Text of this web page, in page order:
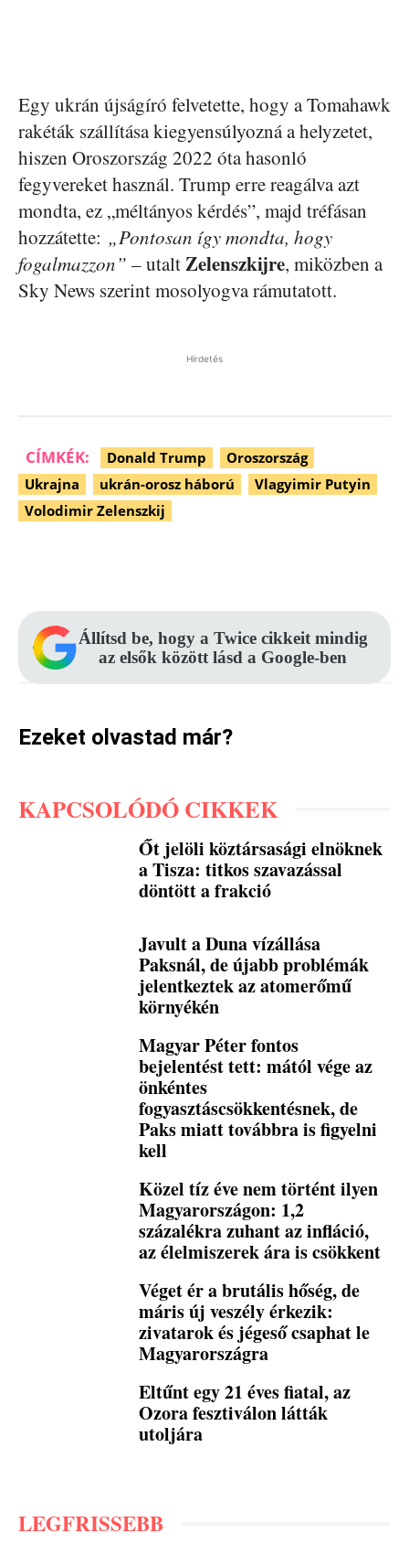
Egy ukrán újságíró felvetette, hogy a Tomahawk
rakéták szállítása kiegyensúlyozná a helyzetet,
hiszen Oroszország 2022 óta hasonló
fegyvereket használ. Trump erre reagálva azt
mondta, ez „méltányos kérdés”, majd tréfásan
hozzátette: „Pontosan így mondta, hogy
fogalmazzon” – utaltZelenszkijre, miközben a
Sky News szerint mosolyogva rámutatott.
Hirdetés
CÍMKÉK: Donald Trump
Oroszország
Ukrajna
ukrán-orosz háború
Vlagyimir Putyin
Volodimir Zelenszkij
Állítsd be, hogy a Twice cikkeit mindig
az elsők között lásd a Google-ben
Ezeket olvastad már?
KAPCSOLÓDÓ CIKKEK
Őt jelöli köztársasági elnöknek
a Tisza: titkos szavazással
döntött a frakció
Javult a Duna vízállása
Paksnál, de újabb problémák
jelentkeztek az atomerőmű
környékén
Magyar Péter fontos
bejelentést tett: mától vége az
önkéntes
fogyasztáscsökkentésnek, de
Paks miatt továbbra is figyelni
kell
Közel tíz éve nem történt ilyen
Magyarországon: 1,2
százalékra zuhant az infláció,
az élelmiszerek ára is csökkent
Véget ér a brutális hőség, de
máris új veszély érkezik:
zivatarok és jégeső csaphat le
Magyarországra
Eltűnt egy 21 éves fiatal, az
Ozora fesztiválon látták
utoljára
LEGFRISSEBB